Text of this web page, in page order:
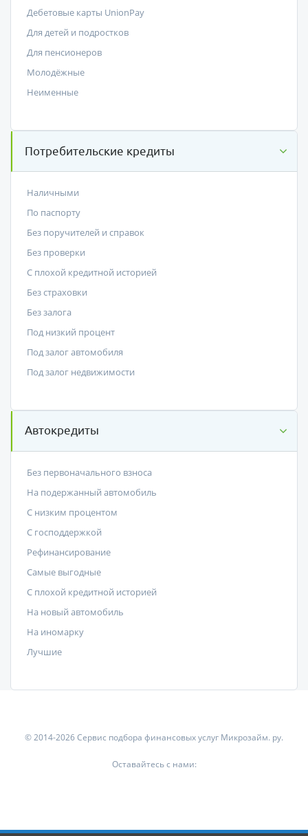
Дебетовые карты UnionPay
Для детей и подростков
Для пенсионеров
Молодёжные
Неименные
Потребительские кредиты
Наличными
По паспорту
Без поручителей и справок
Без проверки
С плохой кредитной историей
Без страховки
Без залога
Под низкий процент
Под залог автомобиля
Под залог недвижимости
Автокредиты
Без первоначального взноса
На подержанный автомобиль
С низким процентом
C господдержкой
Рефинансирование
Самые выгодные
С плохой кредитной историей
На новый автомобиль
На иномарку
Лучшие
© 2014-2026 Сервис подбора финансовых услуг Микрозайм. ру.
Оставайтесь с нами: